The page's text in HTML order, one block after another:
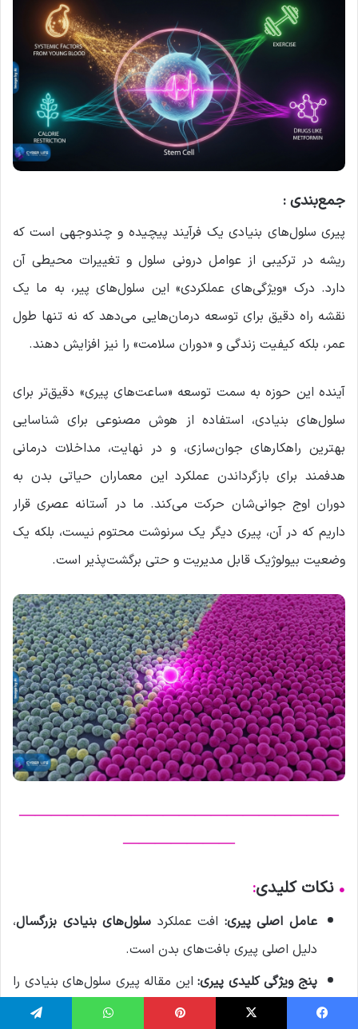
جمع‌بندی :
پیری سلول‌های بنیادی یک فرآیند پیچیده و چندوجهی است که
ریشه در ترکیبی از عوامل درونی سلول و تغییرات محیطی آن
دارد. درک «ویژگی‌های عملکردی» این سلول‌های پیر، به ما یک
نقشه راه دقیق برای توسعه درمان‌هایی می‌دهد که نه تنها طول
عمر، بلکه کیفیت زندگی و «دوران سلامت» را نیز افزایش دهند.
آینده این حوزه به سمت توسعه «ساعت‌های پیری» دقیق‌تر برای
سلول‌های بنیادی، استفاده از هوش مصنوعی برای شناسایی
بهترین راهکارهای جوان‌سازی، و در نهایت، مداخلات درمانی
هدفمند برای بازگرداندن عملکرد این معماران حیاتی بدن به
دوران اوج جوانی‌شان حرکت می‌کند. ما در آستانه عصری قرار
داریم که در آن، پیری دیگر یک سرنوشت محتوم نیست، بلکه یک
وضعیت بیولوژیک قابل مدیریت و حتی برگشت‌پذیر است.
————————————————————
———————
• نکات کلیدی:
عامل اصلی پیری: افت عملکرد سلول‌های بنیادی بزرگسال،
دلیل اصلی پیری بافت‌های بدن است.
پنج ویژگی کلیدی پیری:این مقاله پیری سلول‌های بنیادی را
در پنج مشخصه عملکردی دسته‌بندی می‌کند: تغییر در